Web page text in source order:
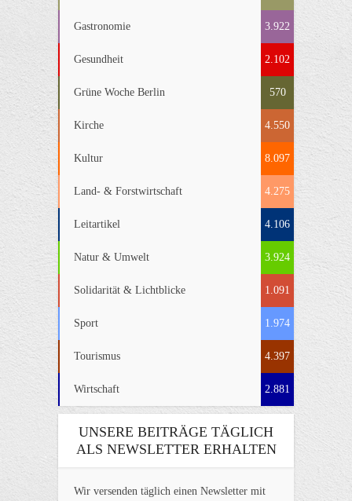
Gastronomie 3.922
Gesundheit 2.102
Grüne Woche Berlin 570
Kirche 4.550
Kultur 8.097
Land- & Forstwirtschaft 4.275
Leitartikel 4.106
Natur & Umwelt 3.924
Solidarität & Lichtblicke 1.091
Sport 1.974
Tourismus 4.397
Wirtschaft 2.881
UNSERE BEITRÄGE TÄGLICH
ALS NEWSLETTER ERHALTEN
Wir versenden täglich einen Newsletter mit